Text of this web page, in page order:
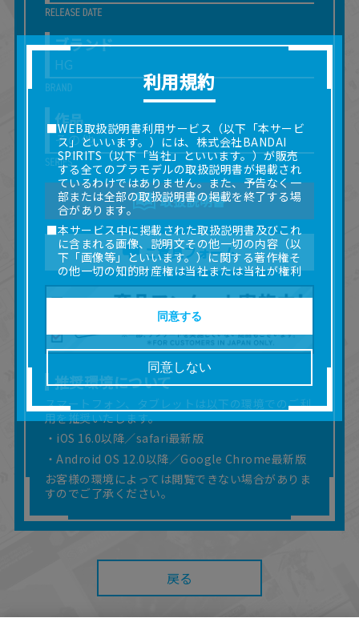
ブランド
HG
作品
その他
取扱説明書
ご意見フォーム
推奨環境について
スマートフォン、タブレットは以下の環境でのご利
用を推奨いたします。
・iOS 16.0以降／safari最新版
・Android OS 12.0以降／Google Chrome最新版
お客様の環境によっては閲覧できない場合がありま
すのでご了承ください。
戻る
利用規約
■WEB取扱説明書利用サービス（以下「本サービ
ス」といいます。）には、株式会社BANDAI
SPIRITS（以下「当社」といいます。）が販売
する全てのプラモデルの取扱説明書が掲載され
ているわけではありません。また、予告なく一
部または全部の取扱説明書の掲載を終了する場
合があります。
■本サービス中に掲載された取扱説明書及びこれ
に含まれる画像、説明文その他一切の内容（以
下「画像等」といいます。）に関する著作権そ
の他一切の知的財産権は当社または当社が権利
の許諾を受ける第三者に帰属します。
使用（本サービス内の意見投稿の目的での画像
等の利用を含みます。）を超えて使用（複製、
複写、改変、掲示、頒布、配信、販売、出版等
を含むがこれに限りません。）することは禁止
いたします。
■掲載している取扱説明書は、お客様が購入され
た商品に同梱されたものと異なる場合がありま
す。
■対象商品仕様の変更などにより、取扱説明書の
内容は予告なく変更される場合があります。
■当社は、取扱説明書の正確性確保に努めており
ますが、取扱説明書の完全性を保証するもので
はありません。
■お客様のご利用環境によっては、本サービスを
ご利用いただけない場合があります。
かったことにより利用者に何らかの損害が生じ
たとしても、当社は何らの責任を負いません。
また、本サイトを利用したことによって、利用
同意しない
同意する